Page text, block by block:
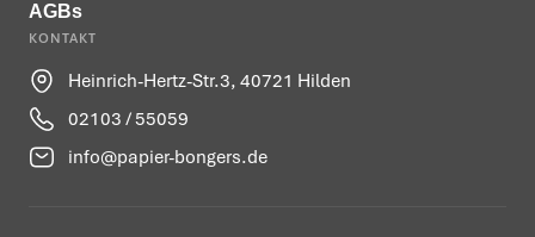
AGBs
KONTAKT
Heinrich-Hertz-Str.3, 40721 Hilden
02103 / 55059
info@papier-bongers.de